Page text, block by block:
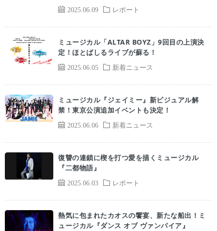
2025.06.09 レポート
2025.06.05 新着ニュース
ミュージカル「ALTAR BOYZ」9回目の上演決
定！ほとばしるライブが蘇る！
2025.06.06 新着ニュース
ミュージカル『ジェイミー』新ビジュアル解
禁！東京公演追加イベントも決定！
2025.06.03 レポート
復讐の連鎖に楔を打つ愛を描くミュージカル
『二都物語』
熱気に包まれたカオスの饗宴、新たな船出！ミ
ュージカル『ダンス オブ ヴァンパイア』